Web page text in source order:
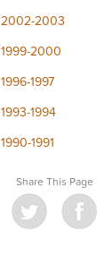
2002-2003
1999-2000
1996-1997
1993-1994
1990-1991
Share This Page